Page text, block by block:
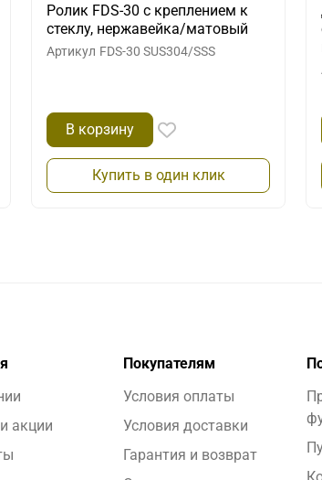
Ролик FDS-30 с креплением к
стеклу, нержавейка/матовый
Артикул FDS-30 SUS304/SSS
В корзину
Купить в один клик
акции
Покупателям
Условия оплаты
Условия доставки
Гарантия и возврат